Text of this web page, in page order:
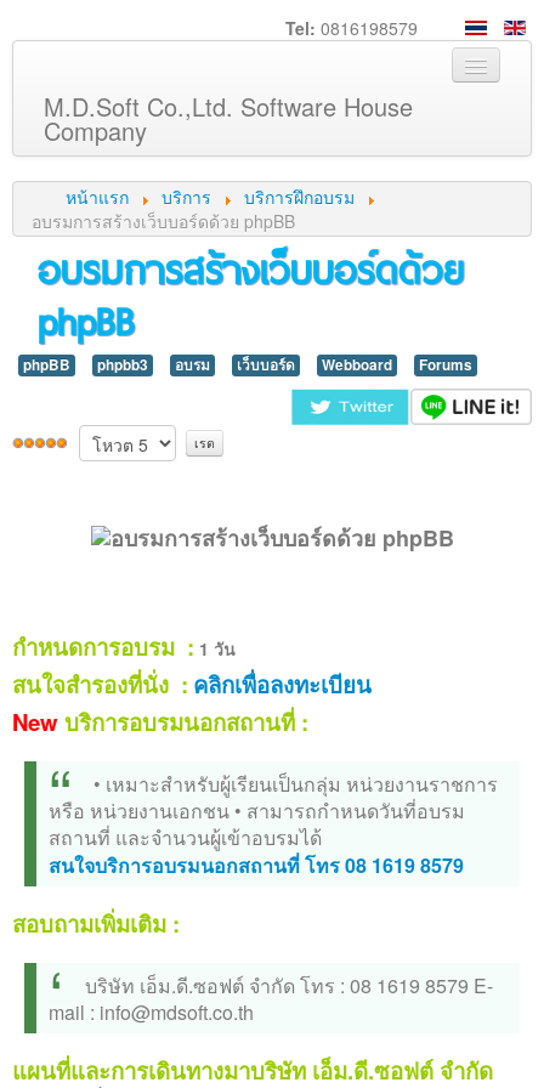
Tel: 0816198579
M.D.Soft Co.,Ltd. Software House
Company
หน้าหลัก
เกี่ยวกับเรา
บริการ
สินค้า
ความรู้
ลูกค้า
ภาพกิจกรรม
ร่วมงานกับเรา
ติดต่อเรา
หน้าแรก บริการ
บริการฝึกอบรม
อบรมการสร้างเว็บบอร์ดด้วย phpBB
อบรมการสร้างเว็บบอร์ดด้วย
phpBB
phpBB phpbb3 อบรม เว็บบอร์ด Webboard Forums
กำหนดการอบรม : 1 วัน
สนใจสำรองที่นั่ง : คลิกเพื่อลงทะเบียน
Newบริการอบรมนอกสถานที่ :
• เหมาะสำหรับผู้เรียนเป็นกลุ่ม หน่วยงานราชการ
หรือ หน่วยงานเอกชน • สามารถกำหนดวันที่อบรม
สถานที่ และจำนวนผู้เข้าอบรมได้
สนใจบริการอบรมนอกสถานที่ โทร 08 1619 8579
สอบถามเพิ่มเติม :
บริษัท เอ็ม.ดี.ซอฟต์ จำกัด โทร : 08 1619 8579 E-
mail : info@mdsoft.co.th
แผนที่และการเดินทางมาบริษัท เอ็ม.ดี.ซอฟต์ จำกัด